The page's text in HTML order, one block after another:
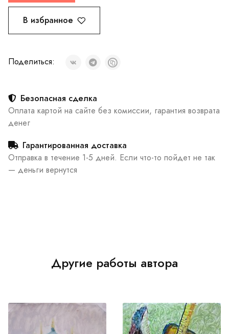
В избранное
Поделиться:
Безопасная сделка
Оплата картой на сайте без комиссии, гарантия возврата
денег
Гарантированная доставка
Отправка в течение 1-5 дней. Если что-то пойдет не так
— деньги вернутся
Другие работы автора